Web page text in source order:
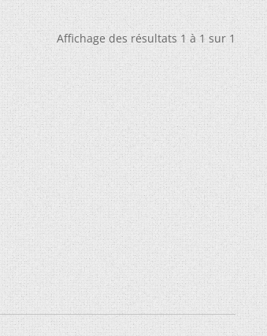
Affichage des résultats 1 à 1 sur 1